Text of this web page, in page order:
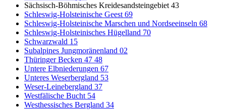
Sächsisch-Böhmisches Kreidesandsteingebiet 43
Schleswig-Holsteinische Geest 69
Schleswig-Holsteinische Marschen und Nordseeinseln 68
Schleswig-Holsteinisches Hügelland 70
Schwarzwald 15
Subalpines Jungmoränenland 02
Thüringer Becken 47 48
Untere Elbniederungen 67
Unteres Weserbergland 53
Weser-Leinebergland 37
Westfälische Bucht 54
Westhessisches Bergland 34